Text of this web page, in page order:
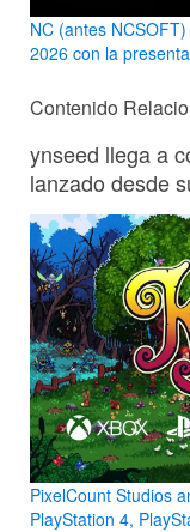
NC (antes
2026 con la
Contenido
ynseed llega a
lanzado desde
PixelCount Studios
PlayStation 4,